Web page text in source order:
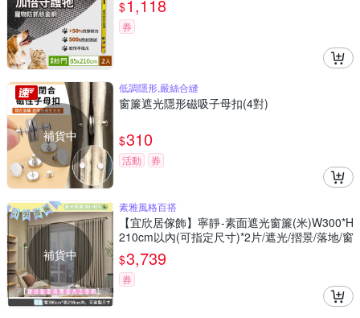
$1,118
券
補貨中
低調隱形,嚴絲合縫
窗簾遮光隱形磁吸子母扣(4對)
$310
活動 券
補貨中
素雅風格百搭
【宜欣居傢飾】寧靜-素面遮光窗簾(米)W300*H
210cm以內(可指定尺寸)*2片/遮光/摺景/落地/窗
簾/台灣製MIT
$3,739
券